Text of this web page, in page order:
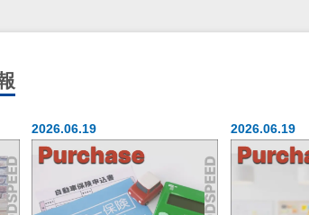
2026.06.19 2026.06.19